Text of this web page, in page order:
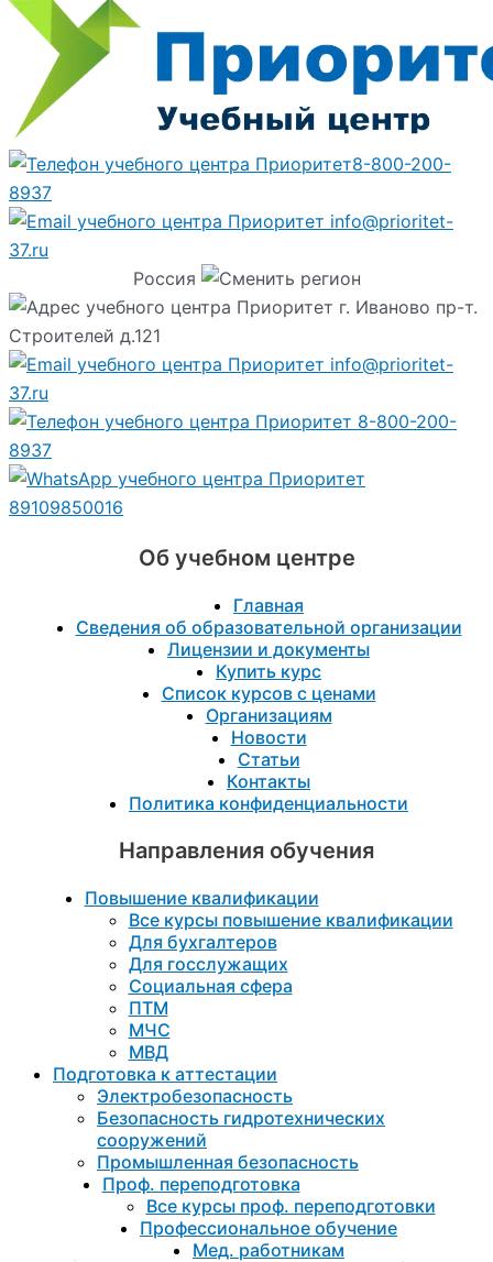
8-800-200-
8937
info@prioritet-
37.ru
Россия
г. Иваново пр-т.
Строителей д.121
info@prioritet-
37.ru
8-800-200-
8937
89109850016
Об учебном центре
Главная
Сведения об образовательной организации
Лицензии и документы
Купить курс
Список курсов с ценами
Организациям
Новости
Статьи
Контакты
Политика конфиденциальности
Направления обучения
Повышение квалификации
Все курсы повышение квалификации
Для бухгалтеров
Для госслужащих
Социальная сфера
ПТМ
МЧС
МВД
Подготовка к aттестации
Электробезопасность
Безопасность гидротехнических
сооружений
Промышленная безопасность
Проф. переподготовка
Все курсы проф. переподготовки
Профессиональное обучение
Мед. работникам